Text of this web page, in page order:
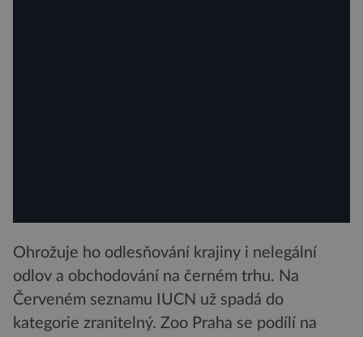
Ohrožuje ho odlesňování krajiny i nelegální
odlov a obchodování na černém trhu. Na
Červeném seznamu IUCN už spadá do
kategorie zranitelný. Zoo Praha se podílí na